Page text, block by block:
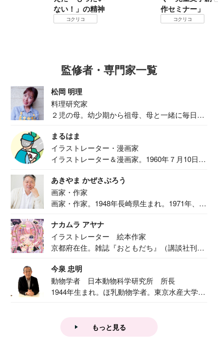
ない！」の精神
コクリコ
作セミナー」
コクリコ
監修者・専門家一覧
松岡 明理
料理研究家
２児の母。幼少期から祖母、母と一緒に毎日の
まるはま
イラストレーター・漫画家
イラストレーター＆漫画家。1960年７月10日生
あきやま かぜさぶろう
画家・作家
画家・作家。1948年長崎県生まれ。1971年、
ナカムラ アヤナ
イラストレーター 絵本作家
京都府在住。雑誌『おともだち』（講談社刊）
今泉 忠明
動物学者 日本動物科学研究所 所長
1944年生まれ。ほ乳動物学者。東京水産大学卒
もっと見る